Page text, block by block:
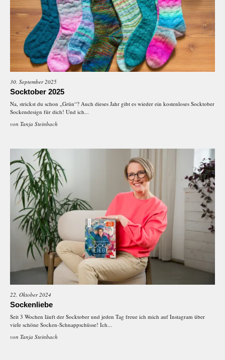
30. September 2025
Socktober 2025
Na, strickst du schon „Grün“? Auch dieses Jahr gibt es wieder ein kostenloses Socktober
Sockendesign für dich! Und ich...
von Tanja Steinbach
22. Oktober 2024
Sockenliebe
Seit 3 Wochen läuft der Socktober und jeden Tag freue ich mich auf Instagram über
viele schöne Socken-Schnappschüsse! Ich...
von Tanja Steinbach